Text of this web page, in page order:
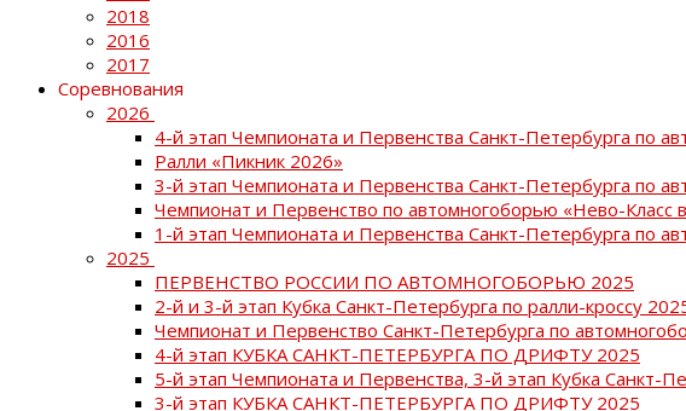
2018
2016
2017
Соревнования
2026
4-й этап Чемпионата и Первенства Санкт-Петербурга по
Ралли «Пикник 2026»
3-й этап Чемпионата и Первенства Санкт-Петербурга по
Чемпионат и Первенство по автомногоборью «Нево-Класс
1-й этап Чемпионата и Первенства Санкт-Петербурга по
2025
ПЕРВЕНСТВО РОССИИ ПО АВТОМНОГОБОРЬЮ 2025
2-й и 3-й этап Кубка Санкт-Петербурга по ралли-кроссу
Чемпионат и Первенство Санкт-Петербурга по
4-й этап КУБКА САНКТ-ПЕТЕРБУРГА ПО ДРИФТУ 2025
5-й этап Чемпионата и Первенства, 3-й этап Кубка Санкт-
3-й этап КУБКА САНКТ-ПЕТЕРБУРГА ПО ДРИФТУ 2025